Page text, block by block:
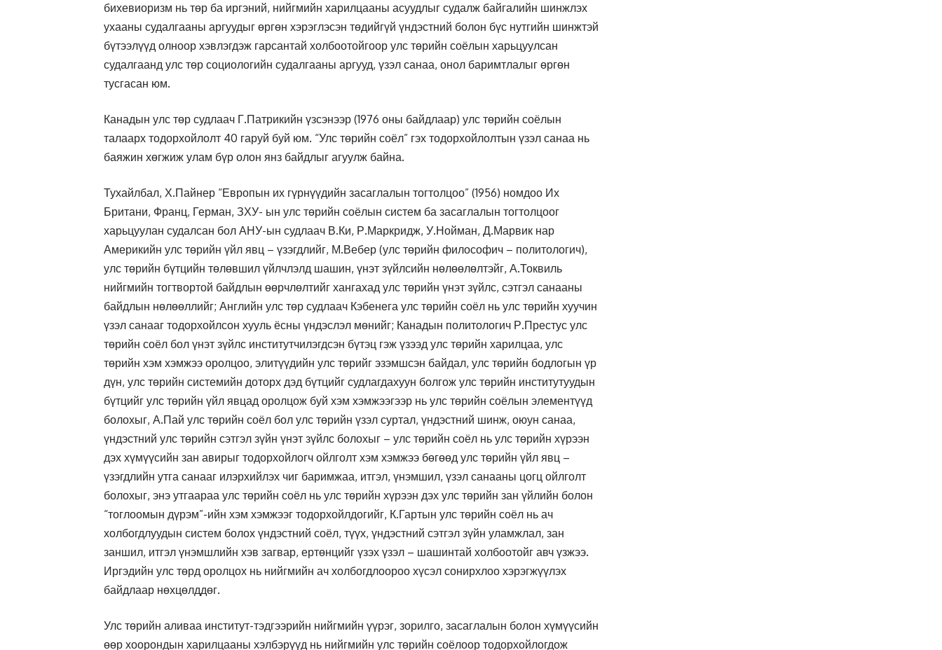
бихевиоризм нь төр ба иргэний, нийгмийн харилцааны асуудлыг судалж байгалийн шинжлэх
ухааны судалгааны аргуудыг өргөн хэрэглэсэн төдийгүй үндэстний болон бүс нутгийн шинжтэй
бүтээлүүд олноор хэвлэгдэж гарсантай холбоотойгоор улс төрийн соёлын харьцуулсан
судалгаанд улс төр социологийн судалгааны аргууд, үзэл санаа, онол баримтлалыг өргөн
тусгасан юм.
Канадын улс төр судлаач Г.Патрикийн үзсэнээр (1976 оны байдлаар) улс төрийн соёлын
талаарх тодорхойлолт 40 гаруй буй юм. “Улс төрийн соёл” гэх тодорхойлолтын үзэл санаа нь
баяжин хөгжиж улам бүр олон янз байдлыг агуулж байна.
Тухайлбал, Х.Пайнер “Европын их гүрнүүдийн засаглалын тогтолцоо” (1956) номдоо Их
Британи, Франц, Герман, ЗХУ- ын улс төрийн соёлын систем ба засаглалын тогтолцоог
харьцуулан судалсан бол АНУ-ын судлаач В.Ки, Р.Маркридж, У.Нойман, Д.Марвик нар
Америкийн улс төрийн үйл явц – үзэгдлийг, М.Вебер (улс төрийн философич – политологич),
улс төрийн бүтцийн төлөвшил үйлчлэлд шашин, үнэт зүйлсийн нөлөөлөлтэйг, А.Токвиль
нийгмийн тогтвортой байдлын өөрчлөлтийг хангахад улс төрийн үнэт зүйлс, сэтгэл санааны
байдлын нөлөөллийг; Английн улс төр судлаач Кэбенега улс төрийн соёл нь улс төрийн хуучин
үзэл санааг тодорхойлсон хууль ёсны үндэслэл мөнийг; Канадын политологич Р.Престус улс
төрийн соёл бол үнэт зүйлс институтчилэгдсэн бүтэц гэж үзээд улс төрийн харилцаа, улс
төрийн хэм хэмжээ оролцоо, элитүүдийн улс төрийг эзэмшсэн байдал, улс төрийн бодлогын үр
дүн, улс төрийн системийн доторх дэд бүтцийг судлагдахуун болгож улс төрийн институтуудын
бүтцийг улс төрийн үйл явцад оролцож буй хэм хэмжээгээр нь улс төрийн соёлын элементүүд
болохыг, А.Пай улс төрийн соёл бол улс төрийн үзэл суртал, үндэстний шинж, оюун санаа,
үндэстний улс төрийн сэтгэл зүйн үнэт зүйлс болохыг – улс төрийн соёл нь улс төрийн хүрээн
дэх хүмүүсийн зан авирыг тодорхойлогч ойлголт хэм хэмжээ бөгөөд улс төрийн үйл явц –
үзэгдлийн утга санааг илэрхийлэх чиг баримжаа, итгэл, үнэмшил, үзэл санааны цогц ойлголт
болохыг, энэ утгаараа улс төрийн соёл нь улс төрийн хүрээн дэх улс төрийн зан үйлийн болон
“тоглоомын дүрэм”-ийн хэм хэмжээг тодорхойлдогийг, К.Гартын улс төрийн соёл нь ач
холбогдлуудын систем болох үндэстний соёл, түүх, үндэстний сэтгэл зүйн уламжлал, зан
заншил, итгэл үнэмшлийн хэв загвар, ертөнцийг үзэх үзэл – шашинтай холбоотойг авч үзжээ.
Иргэдийн улс төрд оролцох нь нийгмийн ач холбогдлоороо хүсэл сонирхлоо хэрэгжүүлэх
байдлаар нөхцөлддөг.
Улс төрийн аливаа институт-тэдгээрийн нийгмийн үүрэг, зорилго, засаглалын болон хүмүүсийн
өөр хоорондын харилцааны хэлбэрүүд нь нийгмийн улс төрийн соёлоор тодорхойлогдож